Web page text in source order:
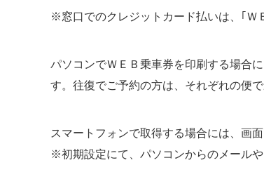
※窓口でのクレジットカード払いは、｢Ｗ
パソコンでＷＥＢ乗車券を印刷する場合
す。往復でご予約の方は、それぞれの便
スマートフォンで取得する場合には、画
※初期設定にて、パソコンからのメール